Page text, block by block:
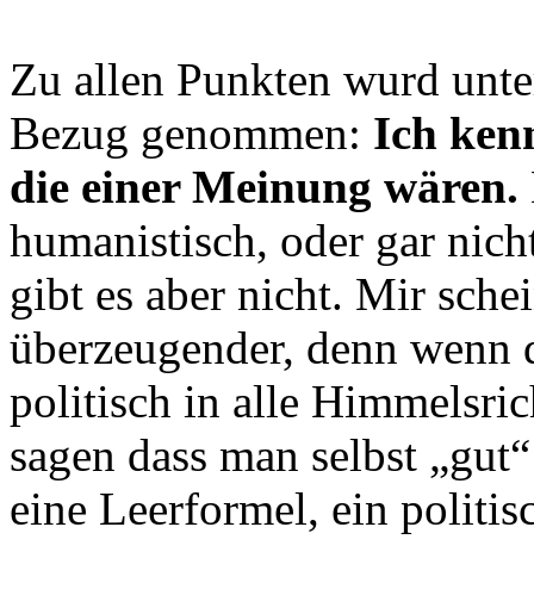
Zu allen Punkten wurd
Bezug genommen: Ich
die einer Meinung wären.
humanistisch, oder gar
gibt es aber nicht. Mir
überzeugender, denn
politisch in alle
sagen dass man selbst
eine Leerformel, ein